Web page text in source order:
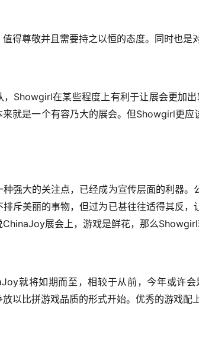
得尊敬并且需要持之以恒的态度。同时也是
Showgirl在某些程度上有利于让展会更加出
来就是一个有容乃大的展会。但Showgirl更应
种强大的关注点，已经成为宣传层面的利器。
斥美丽的事物，但过为已甚往往适得其反
ChinaJoy展会上，游戏是鲜花，那么Showgirl
就将如期而至，相较于从前，今年或许
放以比拼游戏品质的形式开始。优秀的游戏配